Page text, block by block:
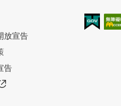
放宣告
告